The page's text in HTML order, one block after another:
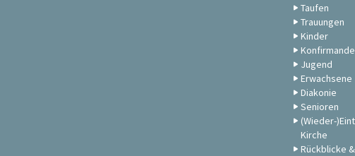
Taufen
Trauungen
Kinder
Jugend
Erwachsene
Diakonie
Senioren
(Wieder-
Kirche
Rückblicke